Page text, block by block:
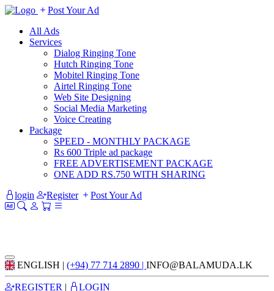
Post Your Ad
All Ads
Services
Dialog Ringing Tone
Hutch Ringing Tone
Mobitel Ringing Tone
Airtel Ringing Tone
Web Site Designing
Social Media Marketing
Voice Creating
Package
SPEED - MONTHLY PACKAGE
Rs 600 Triple ad package
FREE ADVERTISEMENT PACKAGE
ONE ADD RS.750 WITH SHARING
login
Register Post Your Ad
ENGLISH | (+94) 77 714 2890 | INFO@BALAMUDA.LK
REGISTER |
LOGIN